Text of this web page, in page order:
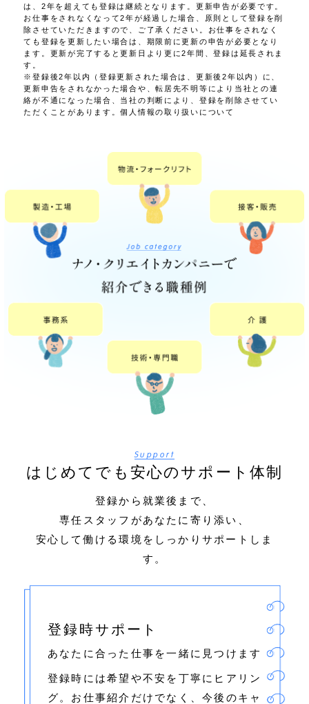
は、2年を超えても登録は継続となります。更新申告が必要です。
お仕事をされなくなって2年が経過した場合、原則として登録を削
除させていただきますので、ご了承ください。お仕事をされなく
ても登録を更新したい場合は、期限前に更新の申告が必要となり
ます。更新が完了すると更新日より更に2年間、登録は延長されま
す。
※登録後2年以内（登録更新された場合は、更新後2年以内）に、
更新申告をされなかった場合や、転居先不明等により当社との連
絡が不通になった場合、当社の判断により、登録を削除させてい
ただくことがあります。個人情報の取り扱いについて
Support
はじめてでも安心のサポート体制
登録から就業後まで、
専任スタッフがあなたに寄り添い、
安心して働ける環境をしっかりサポートしま
す。
登録時サポート
あなたに合った仕事を一緒に見つけます
登録時には希望や不安を丁寧にヒアリン
グ。お仕事紹介だけでなく、今後のキャ